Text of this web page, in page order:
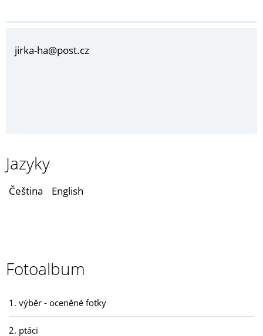
jirka-ha@post.cz
Jazyky
Čeština English
Fotoalbum
1. výběr - oceněné fotky
2. ptáci